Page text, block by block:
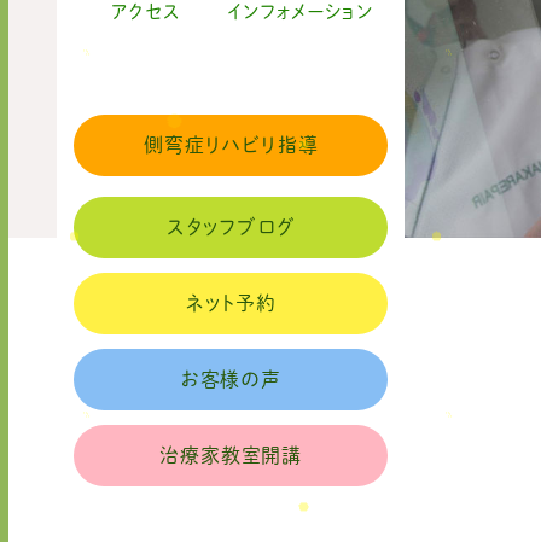
アクセス インフォメーション
側弯症リハビリ指導
スタッフブログ
ネット予約
お客様の声
治療家教室開講